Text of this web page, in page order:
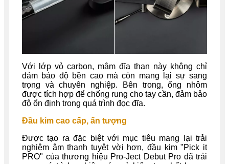
Với lớp vỏ carbon, mâm đĩa than này không chỉ
đảm bảo độ bền cao mà còn mang lại sự sang
trọng và chuyên nghiệp. Bên trong, ống nhôm
được tích hợp để chống rung cho tay cần, đảm bảo
độ ổn định trong quá trình đọc đĩa.
Đầu kim cao cấp, ấn tượng
Được tạo ra đặc biệt với mục tiêu mang lại trải
nghiệm âm thanh tuyệt vời hơn, đầu kim "Pick it
PRO" của thương hiệu Pro-Ject Debut Pro đã trải